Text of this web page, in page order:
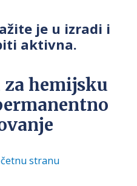
je u izradi i
aktivna.
hemijsku
stranu